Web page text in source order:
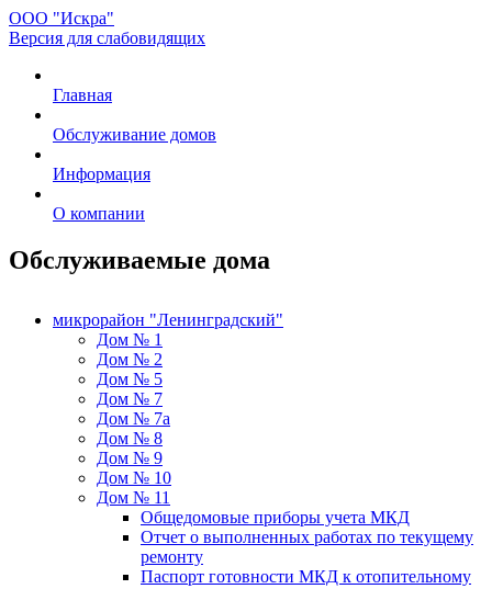
ООО "Искра"
Версия для слабовидящих
Главная
Обслуживание домов
Информация
О компании
Обслуживаемые дома
микрорайон "Ленинградский"
Дом № 1
Дом № 2
Дом № 5
Дом № 7
Дом № 7а
Дом № 8
Дом № 9
Дом № 10
Дом № 11
Общедомовые приборы учета МКД
Отчет о выполненных работах по текущему
ремонту
Паспорт готовности МКД к отопительному